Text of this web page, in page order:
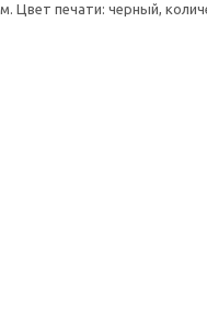
Цвет печати: черный,